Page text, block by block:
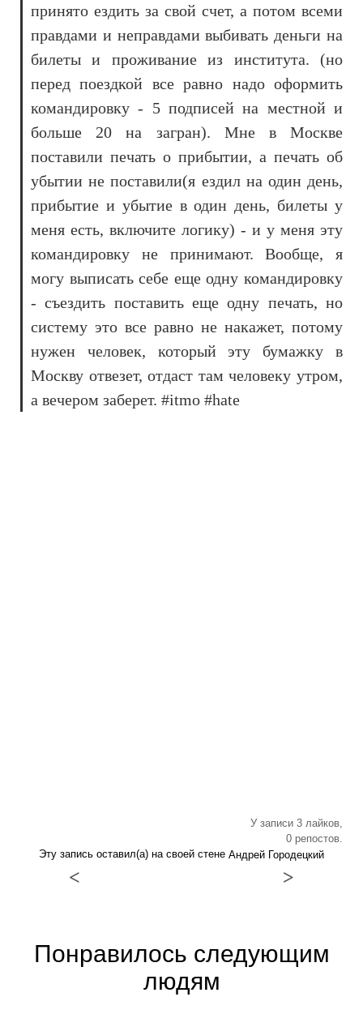
принято ездить за свой счет, а потом всеми
правдами и неправдами выбивать деньги на
билеты и проживание из института. (но
перед поездкой все равно надо оформить
командировку - 5 подписей на местной и
больше 20 на загран). Мне в Москве
поставили печать о прибытии, а печать об
убытии не поставили(я ездил на один день,
прибытие и убытие в один день, билеты у
меня есть, включите логику) - и у меня эту
командировку не принимают. Вообще, я
могу выписать себе еще одну командировку
- съездить поставить еще одну печать, но
систему это все равно не накажет, потому
нужен человек, который эту бумажку в
Москву отвезет, отдаст там человеку утром,
а вечером заберет. #itmo #hate
У записи 3 лайков,
0 репостов.
Эту запись оставил(а) на своей стене Андрей Городецкий
< >
Понравилось следующим
людям